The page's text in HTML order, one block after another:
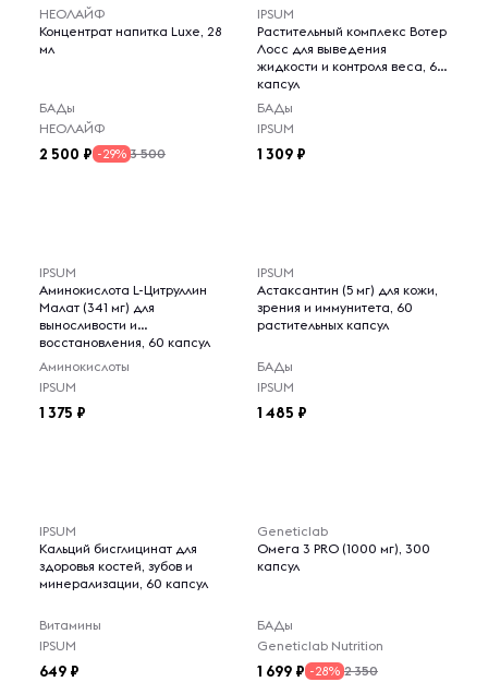
НЕОЛАЙФ
Концентрат напитка Luxe, 28
мл
БАДы
НЕОЛАЙФ
2 500 -29% 3 500
IPSUM
Растительный комплекс Вотер
Лосс для выведения
жидкости и контроля веса, 60
капсул
БАДы
IPSUM
1 309
IPSUM
Аминокислота L-Цитруллин
Малат (341 мг) для
выносливости и
восстановления, 60 капсул
Аминокислоты
IPSUM
1 375
IPSUM
Астаксантин (5 мг) для кожи,
зрения и иммунитета, 60
растительных капсул
БАДы
IPSUM
1 485
IPSUM
Кальций бисглицинат для
здоровья костей, зубов и
минерализации, 60 капсул
Витамины
IPSUM
649
Geneticlab
Омега 3 PRO (1000 мг), 300
капсул
БАДы
Geneticlab Nutrition
1 699 -28% 2 350